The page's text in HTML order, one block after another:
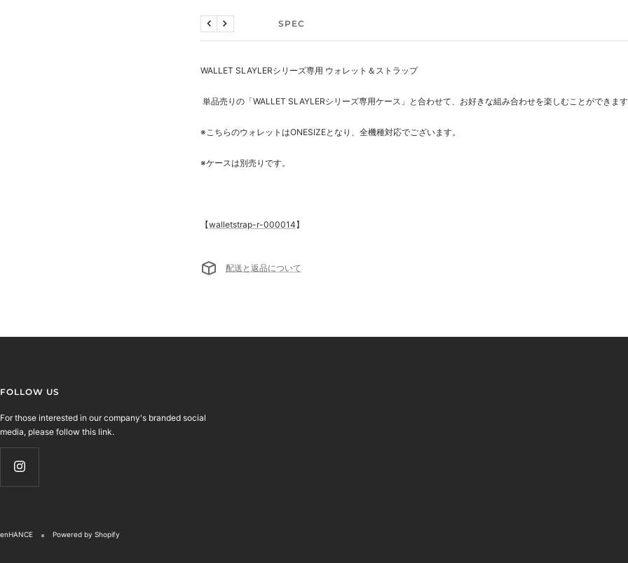
説明文 SPEC
戻
る
次
へ
WALLET SLAYLERシリーズ専用 ウォレット＆ストラップ
単品売りの「WALLET SLAYLERシリーズ専用ケース 」と合わせて、お好きな組み合わせを楽しむことができま
※こちらのウォレットはONESIZEとなり、全機種対応でございます。
※ケースは別売りです。
【walletstrap-r-000014】
配送と返品について
FOLLOW US
For those interested in our company's branded social
media, please follow this link.
enHANCE Powered by Shopify